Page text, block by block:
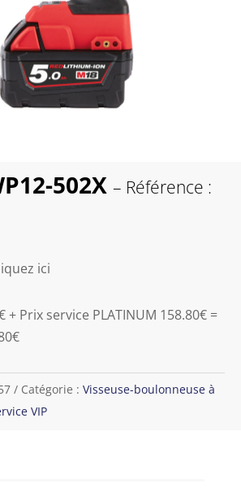
502X – Référence :
ici
+ Prix service PLATINUM 158.80€ =
Catégorie : Visseuse-boulonneuse à
VIP